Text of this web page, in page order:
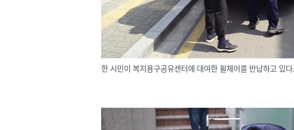
한 시민이 복지용구공유센터에 대여한 휠체어를 반납하고 있다.